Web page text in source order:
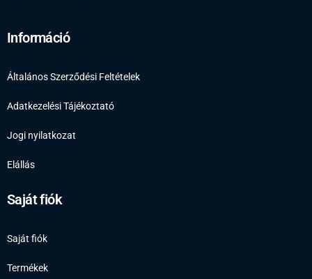
Információ
Általános Szerződési Feltételek
Adatkezelési Tájékoztató
Jogi nyilatkozat
Elállás
Saját fiók
Saját fiók
Termékek